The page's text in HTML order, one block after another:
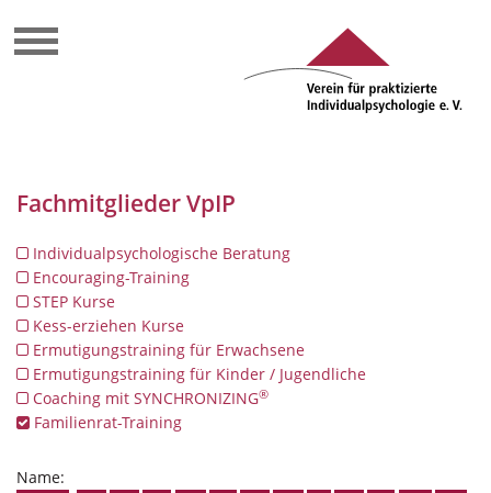
Fachmitglieder VpIP
Individualpsychologische Beratung
Encouraging-Training
STEP Kurse
Kess-erziehen Kurse
Ermutigungstraining für Erwachsene
Ermutigungstraining für Kinder / Jugendliche
Coaching mit SYNCHRONIZING®
Familienrat-Training
Name: